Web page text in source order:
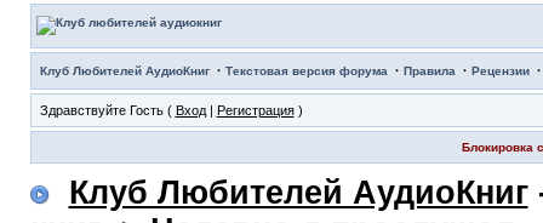
Клуб Любителей АудиоКниг· Текстовая версия форума · Правила · Рецензии
Здравствуйте Гость ( Вход| Регистрация)
Блокировка
Клуб Любителей АудиоКниг